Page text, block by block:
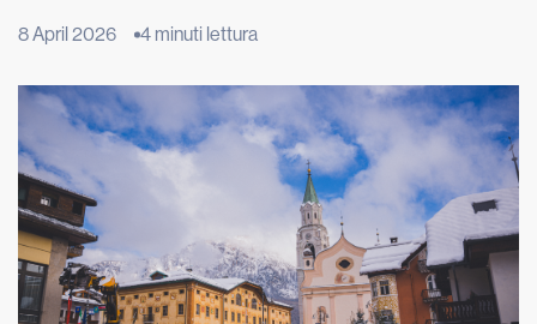
dell’intenzione ancora prima del gesto: creare le condizioni
L’orto è molto più di uno spazio produttivo: […]
8 April 2026 4 minuti lettura